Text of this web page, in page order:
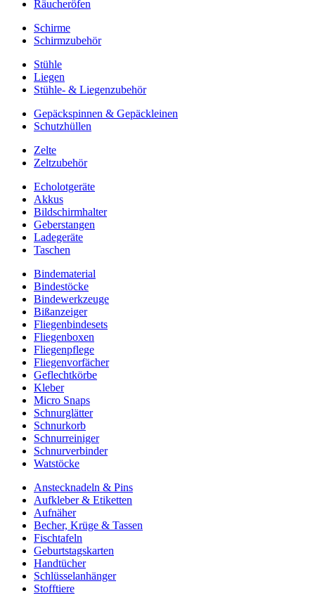
Räucheröfen
Schirme
Schirmzubehör
Stühle
Liegen
Stühle- & Liegenzubehör
Gepäckspinnen & Gepäckleinen
Schutzhüllen
Zelte
Zeltzubehör
Echolotgeräte
Akkus
Bildschirmhalter
Geberstangen
Ladegeräte
Taschen
Bindematerial
Bindestöcke
Bindewerkzeuge
Bißanzeiger
Fliegenbindesets
Fliegenboxen
Fliegenpflege
Fliegenvorfächer
Geflechtkörbe
Kleber
Micro Snaps
Schnurglätter
Schnurkorb
Schnurreiniger
Schnurverbinder
Watstöcke
Anstecknadeln & Pins
Aufkleber & Etiketten
Aufnäher
Becher, Krüge & Tassen
Fischtafeln
Geburtstagskarten
Handtücher
Schlüsselanhänger
Stofftiere